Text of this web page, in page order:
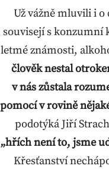
Už vážně mluvili i
souvisejí s konzumní
letmé známosti,
člověk nestal
v nás zůstala
pomocí v rovině
podotýká Jiří
„hřích není to, jsme
Křesťanství